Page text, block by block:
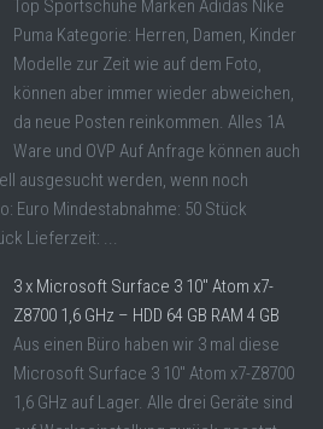
Top Sportschuhe Marken Adidas Nike
Puma Kategorie: Herren, Damen, Kinder
Modelle zur Zeit wie auf dem Foto,
können aber immer wieder abweichen,
da neue Posten reinkommen. Alles 1A
Ware und OVP Auf Anfrage können auch
ausgesucht werden, wenn noch
Euro Mindestabnahme: 50 Stück
Lieferzeit: ...
3 x Microsoft Surface 3 10″ Atom x7-
Z8700 1,6 GHz – HDD 64 GB RAM 4 GB
Aus einen Büro haben wir 3 mal diese
Microsoft Surface 3 10" Atom x7-Z8700
1,6 GHz auf Lager. Alle drei Geräte sind